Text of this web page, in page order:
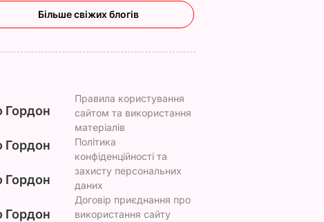
Більше свіжих блогів
Гордон
Гордон
Гордон
Гордон
Правила користування
сайтом та використання
матеріалів
Політика
конфіденційності та
захисту персональних
даних
Договір приєднання про
використання сайту